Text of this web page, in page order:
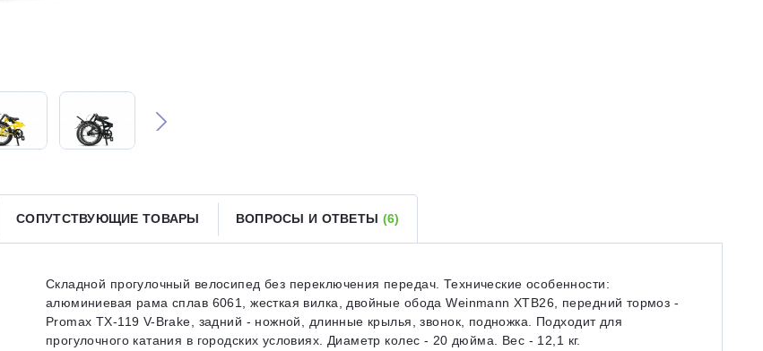
СОПУТСТВУЮЩИЕ ТОВАРЫ ВОПРОСЫ И ОТВЕТЫ (6)
Складной прогулочный велосипед без переключения передач. Технические особенности:
алюминиевая рама сплав 6061, жесткая вилка, двойные обода Weinmann XTB26, передний тормоз -
Promax TX-119 V-Brake, задний - ножной, длинные крылья, звонок, подножка. Подходит для
прогулочного катания в городских условиях. Диаметр колес - 20 дюйма. Вес - 12,1 кг.
Оплачивайте сегодня только
25 % картой любого банка
Оставшиеся75% будутсписываться